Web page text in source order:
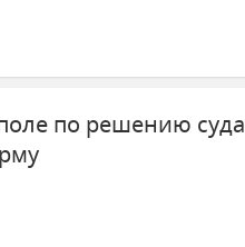
по решению суда